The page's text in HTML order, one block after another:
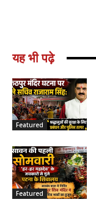
यह भी पढ़े
Featured
Featured